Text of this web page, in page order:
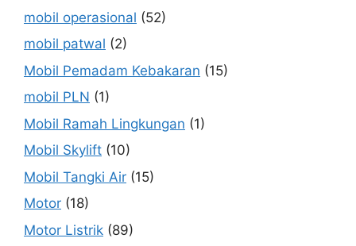
mobil operasional (52)
mobil patwal (2)
Mobil Pemadam Kebakaran (15)
mobil PLN (1)
Mobil Ramah Lingkungan (1)
Mobil Skylift (10)
Mobil Tangki Air (15)
Motor (18)
Motor Listrik (89)